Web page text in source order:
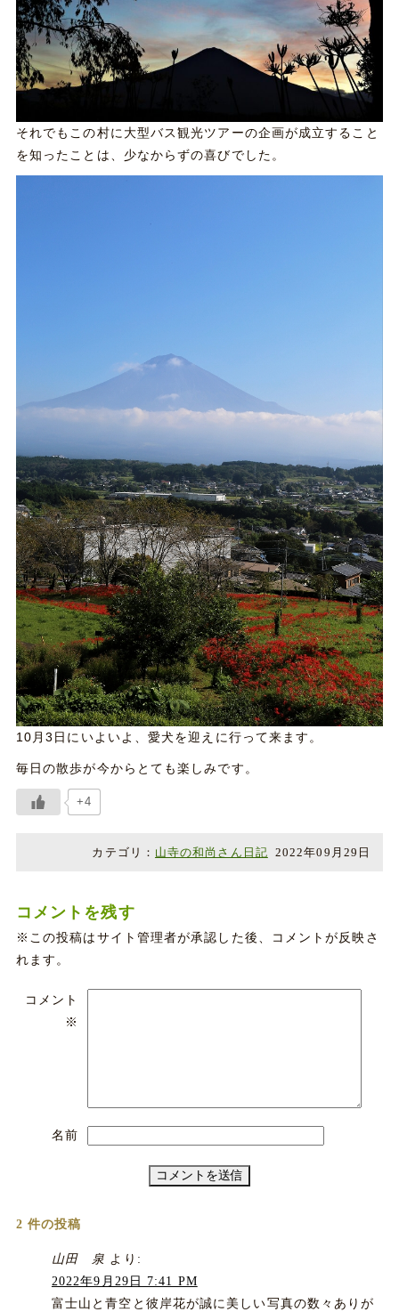
それでもこの村に大型バス観光ツアーの企画が成立すること
を知ったことは、少なからずの喜びでした。
10月3日にいよいよ、愛犬を迎えに行って来ます。
毎日の散歩が今からとても楽しみです。
+4
カテゴリ： 山寺の和尚さん日記 2022年09月29日
コメントを残す
※この投稿はサイト管理者が承認した後、コメントが反映さ
れます。
コメント
※
名前
2 件の投稿
山田 泉 より:
2022年9月29日 7:41 PM
富士山と青空と彼岸花が誠に美しい写真の数々ありが